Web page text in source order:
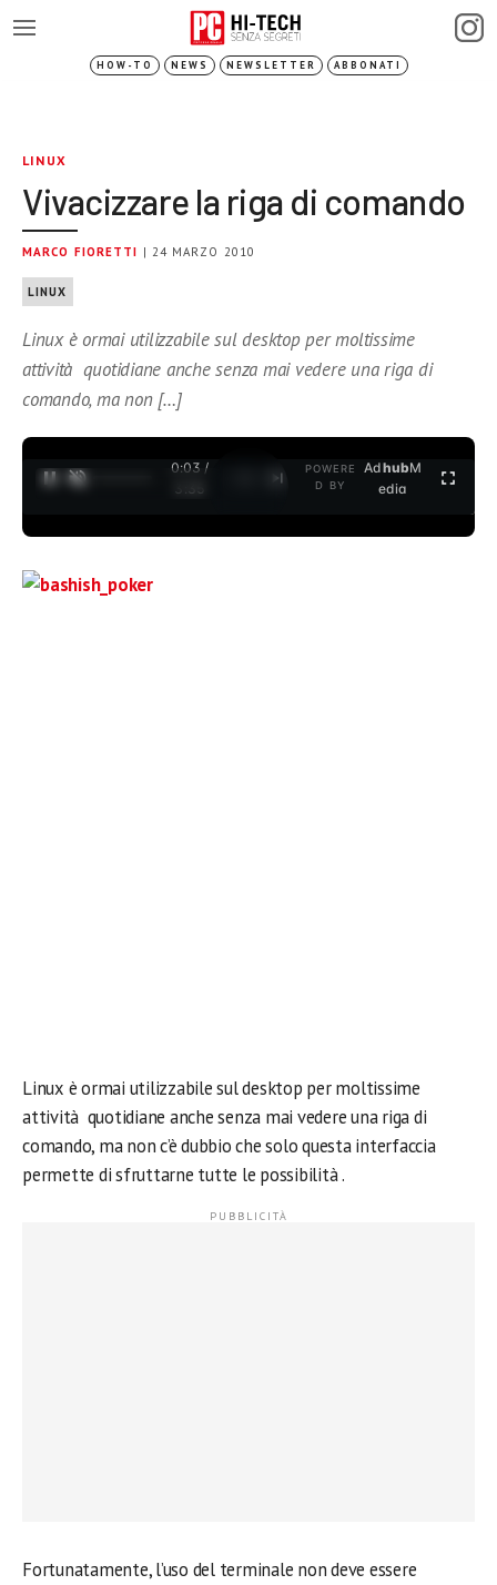
HOW-TO NEWS NEWSLETTER ABBONATI
LINUX
Vivacizzare la riga di comando
MARCO FIORETTI | 24 MARZO 2010
LINUX
Linux è ormai utilizzabile sul desktop per moltissime
attività quotidiane anche senza mai vedere una riga di
comando, ma non […]
0:03 /
3:35
POWERE
D BY
AdhubM
edia
Linux è ormai utilizzabile sul desktop per moltissime
attività quotidiane anche senza mai vedere una riga di
comando, ma non c’è dubbio che solo questa interfaccia
permette di sfruttarne tutte le possibilità .
Fortunatamente, l’uso del terminale non deve essere